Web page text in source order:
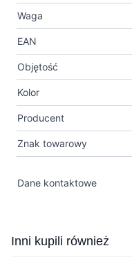
Waga
EAN
Objętość
Kolor
Producent
Znak towarowy
Dane kontaktowe
Press to skip carousel
Inni kupili również